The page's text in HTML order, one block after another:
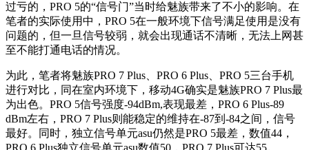
过亏的，PRO 5的“信号门”当时给魅族带来了不小的影响。在
笔者的实际使用中，PRO 5在一般环境下信号满足使用是没有
问题的，但一旦信号较弱，就会出现通话不清晰，无法上网甚
至不能打通电话的情况。
为此，笔者将魅族PRO 7 Plus、PRO 6 Plus、PRO 5三台手机
进行对比，同在室内环境下，移动4G确实是魅族PRO 7 Plus最
为出色。PRO 5信号强度-94dBm,表现最差，PRO 6 Plus-89
dBm左右，PRO 7 Plus则能稳定的维持在-87到-84之间，信号
最好。同时，独立信号单元asu仍然是PRO 5最差，数值44，